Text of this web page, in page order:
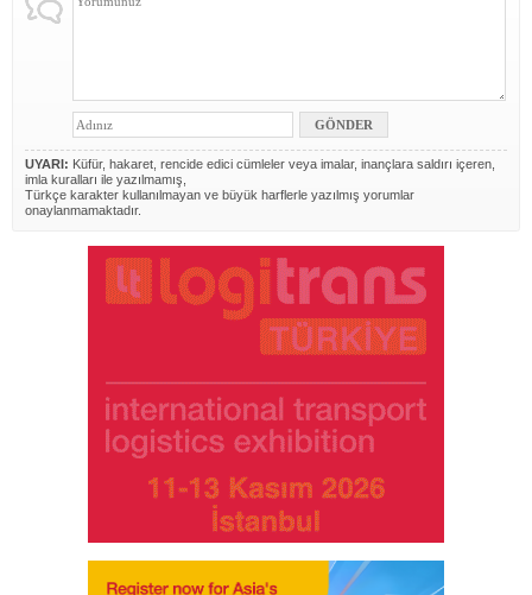
UYARI: Küfür, hakaret, rencide edici cümleler veya imalar, inançlara saldırı içeren,
imla kuralları ile yazılmamış,
Türkçe karakter kullanılmayan ve büyük harflerle yazılmış yorumlar
onaylanmamaktadır.